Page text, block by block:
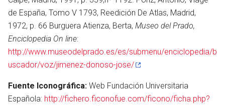
de España, Tomo V 1793, Reedición De Atlas, Madrid,
1972, p. 66 Burguera Atienza, Berta, Museo del Prado,
Enciclopedia On line:
http://www.museodelprado.es/es/submenu/enciclopedia/b
uscador/voz/jimenez-donoso-jose/
Fuente Iconográfica: Web Fundación Universitaria
Española: http://fichero.ficonofue.com/ficono/ficha.php?